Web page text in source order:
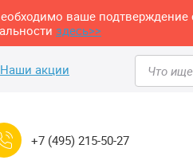
ваше
здесь>>
Наши акции
+7 (495) 215-50-27